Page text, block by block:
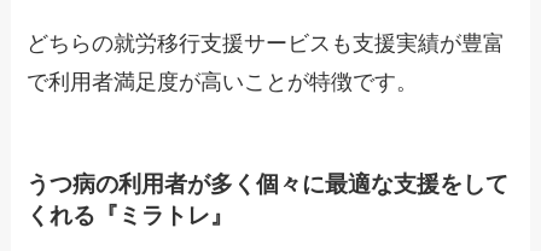
どちらの就労移行支援サービスも支援実績が豊富
で利用者満足度が高いことが特徴です。
うつ病の利用者が多く個々に最適な支援をして
くれる『ミラトレ』